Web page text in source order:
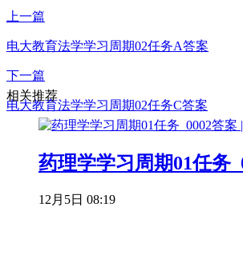
上一篇
电大教育法学学习周期02任务A答案
下一篇
电大教育法学学习周期02任务C答案
相关推荐
药理学学习周期01任务
12月5日 08:19